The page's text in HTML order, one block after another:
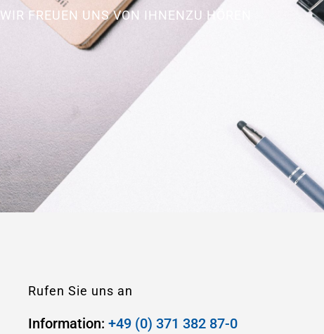
WIR FREUEN UNSVON IHNENZU HÖREN
Rufen Sie uns an
Information: +49 (0) 371 382 87-0